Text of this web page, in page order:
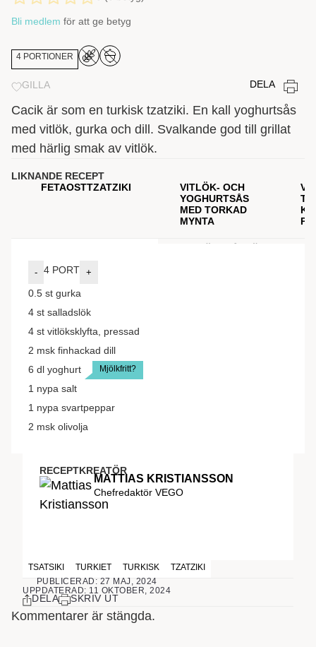
Bli medlem för att ge betyg
4 PORTIONER
GILLA DELA
Cacik är som en turkisk tzatziki. En kall yoghurtsås
med vitlök, gurka och dill. Svalkande god till grillat
med härlig smak av vitlök.
LIKNANDE RECEPT
FETAOSTTZATZIKI
VITLÖK- OCH
YOGHURTSÅS
MED TORKAD
MYNTA
- 4 PORT +
0.5 st gurka
4 st salladslök
4 st vitlöksklyfta, pressad
2 msk finhackad dill
6 dl yoghurt Mjölkfritt?
1 nypa salt
1 nypa svartpeppar
2 msk olivolja
RECEPTKREATÖR
MATTIAS KRISTIANSSON
Chefredaktör VEGO
TSATSIKI TURKIET TURKISK
TZATZIKI
PUBLICERAD: 27 MAJ, 2024
UPPDATERAD: 11 OKTOBER, 2024
DELA SKRIV UT
Kommentarer är stängda.